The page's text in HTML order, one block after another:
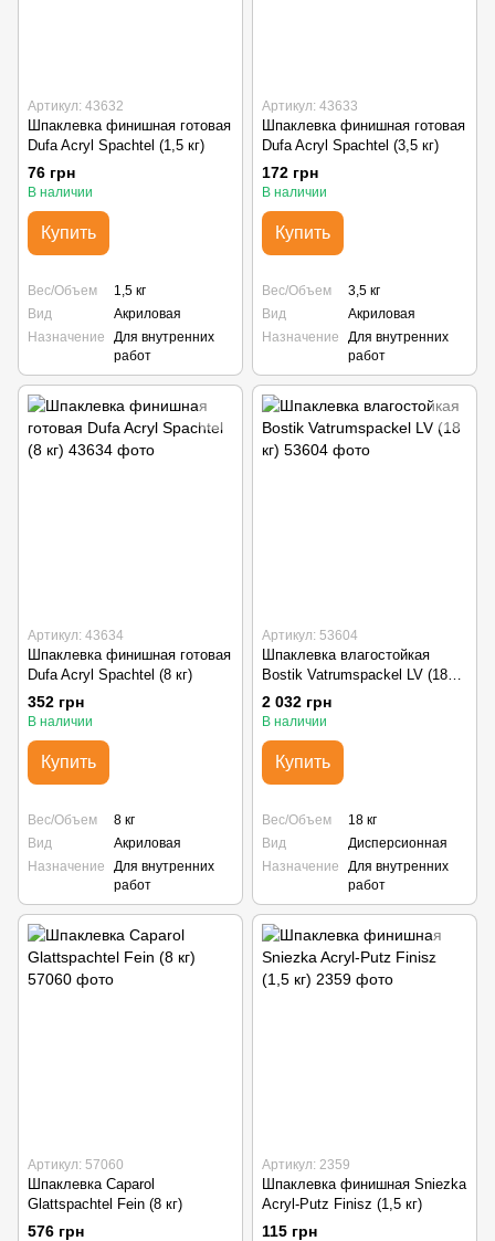
Артикул: 43632
Шпаклевка финишная готовая
Dufa Acryl Spachtel (1,5 кг)
76 грн
В наличии
Купить
Вес/Объем
1,5 кг
Вид
Акриловая
Назначение
Для внутренних
работ
Артикул: 43633
Шпаклевка финишная готовая
Dufa Acryl Spachtel (3,5 кг)
172 грн
В наличии
Купить
Вес/Объем
3,5 кг
Вид
Акриловая
Назначение
Для внутренних
работ
Артикул: 43634
Шпаклевка финишная готовая
Dufa Acryl Spachtel (8 кг)
352 грн
В наличии
Купить
Вес/Объем
8 кг
Вид
Акриловая
Назначение
Для внутренних
работ
Артикул: 53604
Шпаклевка влагостойкая
Bostik Vatrumspackel LV (18
кг)
2 032 грн
В наличии
Купить
Вес/Объем
18 кг
Вид
Дисперсионная
Назначение
Для внутренних
работ
Артикул: 57060
Шпаклевка Caparol
Glattspachtel Fein (8 кг)
576 грн
Артикул: 2359
Шпаклевка финишная Sniezka
Acryl-Putz Finisz (1,5 кг)
115 грн